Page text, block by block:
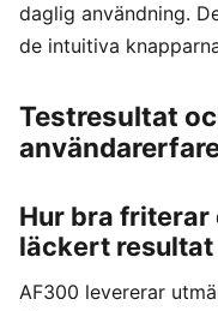
daglig användning.
de intuitiva
Testresultat
Hur bra friterar
läckert resultat
AF300 levererar